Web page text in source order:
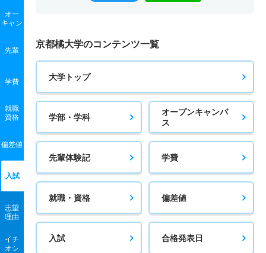
オー
キャン
先輩
学費
就職
資格
偏差値
入試
志望
理由
イチ
オシ
京都橘大学のコンテンツ一覧
大学トップ
学部・学科
オープンキャンパ
ス
先輩体験記 学費
就職・資格 偏差値
入試 合格発表日